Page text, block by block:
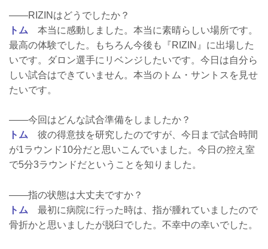
――RIZINはどうでしたか？
トム 本当に感動しました。本当に素晴らしい場所です。
最高の体験でした。もちろん今後も『RIZIN』に出場した
いです。ダロン選手にリベンジしたいです。今日は自分ら
しい試合はできていません。本当のトム・サントスを見せ
たいです。
――今回はどんな試合準備をしましたか？
トム 彼の得意技を研究したのですが、今日まで試合時間
が1ラウンド10分だと思いこんでいました。今日の控え室
で5分3ラウンドだということを知りました。
――指の状態は大丈夫ですか？
トム 最初に病院に行った時は、指が腫れていましたので
骨折かと思いましたが脱臼でした。不幸中の幸いでした。